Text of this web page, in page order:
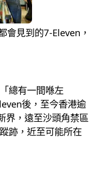
見到的7-Eleven，
總有一間喺左
後，至今香港逾
界，遠至沙頭角禁區
跡，近至可能所在